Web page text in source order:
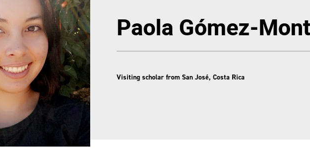
Paola Gómez-
Visiting scholar from San José, Costa Rica